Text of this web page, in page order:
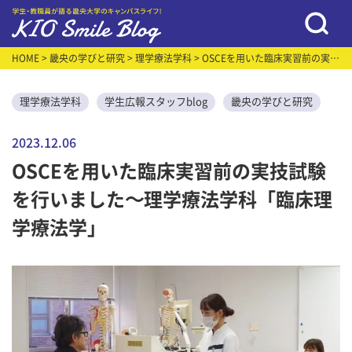
HOME > 畿央の学びと研究 > 理学療法学科 > OSCEを用いた臨床実習前の実技
試験を行いました～理学療法学科「臨床理学療法学」
理学療法学科 学生広報スタッフblog 畿央の学びと研究
2023.12.06
OSCEを用いた臨床実習前の実技試験
を行いました～理学療法学科「臨床理
学療法学」